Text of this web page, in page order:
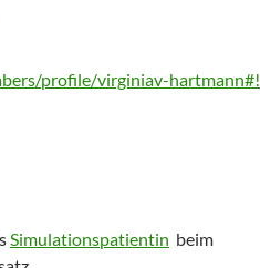
profile/virginiav-hartmann#!
Simulationspatientin beim